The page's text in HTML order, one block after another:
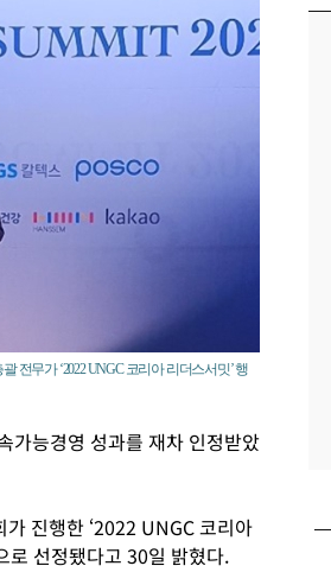
전무가 ‘2022 UNGC 코리아 리더스서밋’ 행
가능경영 성과를 재차 인정받았
진행한 ‘2022 UNGC 코리아
로 선정됐다고 30일 밝혔다.